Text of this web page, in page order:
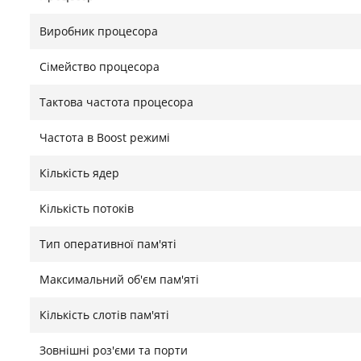
Компактний дизайн і різноманіття портів
металевим внутрішнім каркасом, що додає міцності.
монтажу для зручності використання. Міні-ПК
периферії.
продуктивність і надійність для різних
Виробник процесора
Сімейство процесора
Тактова частота процесора
Частота в Boost режимі
Кількість ядер
Кількість потоків
Тип оперативної пам'яті
Максимальний об'єм пам'яті
Кількість слотів пам'яті
Зовнішні роз'єми та порти